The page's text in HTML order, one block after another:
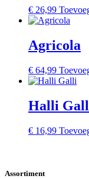
€ 26,99
Agricola
€ 64,99
Halli
€ 16,99
Assortiment